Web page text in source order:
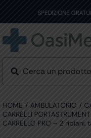
content
SPEDIZIONE
HOME AMBULATORIO
CARRELLI
CARRELLO PRO – 2